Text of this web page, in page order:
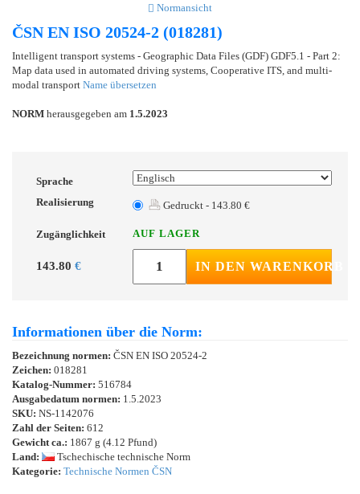
Normansicht
ČSN EN ISO 20524-2 (018281)
Intelligent transport systems - Geographic Data Files (GDF) GDF5.1 - Part 2:
Map data used in automated driving systems, Cooperative ITS, and multi-
modal transport Name übersetzen
NORM herausgegeben am 1.5.2023
Sprache
Realisierung
Gedruckt - 143.80 €
Zugänglichkeit AUF LAGER
143.80 € IN DEN WARENKORB
Informationen über die Norm:
Bezeichnung normen: ČSN EN ISO 20524-2
Zeichen: 018281
Katalog-Nummer: 516784
Ausgabedatum normen: 1.5.2023
SKU: NS-1142076
Zahl der Seiten: 612
Gewicht ca.: 1867 g (4.12 Pfund)
Land:
Tschechische technische Norm
Kategorie: Technische Normen ČSN